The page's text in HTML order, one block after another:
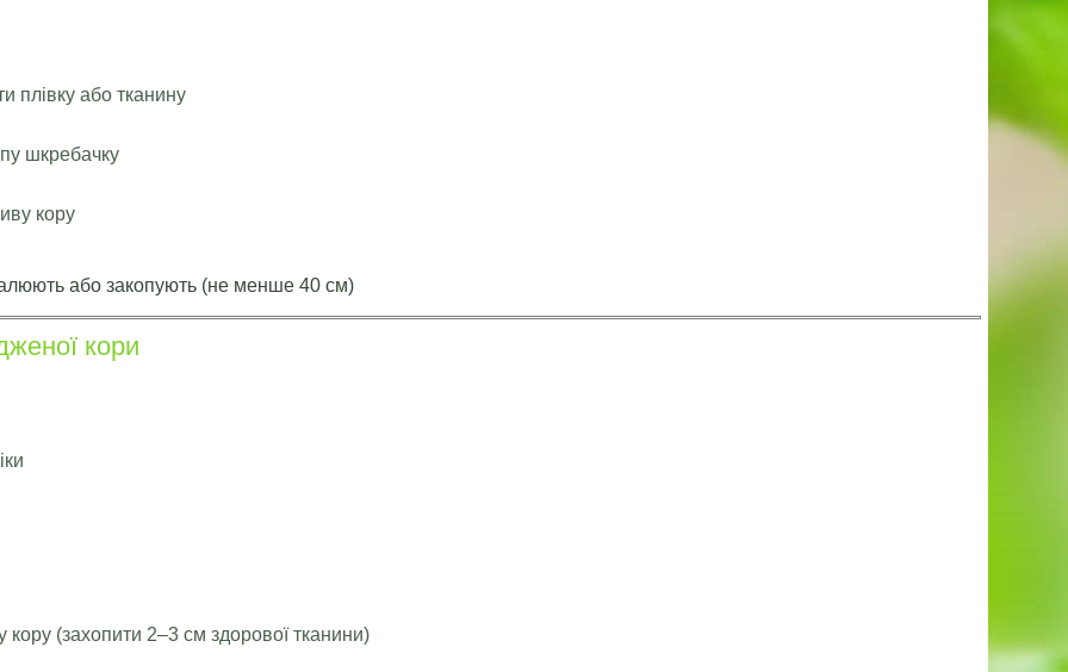
плівку або тканину
шкребачку
кору
або закопують (не менше 40 см)
кори
(захопити 2–3 см здорової тканини)